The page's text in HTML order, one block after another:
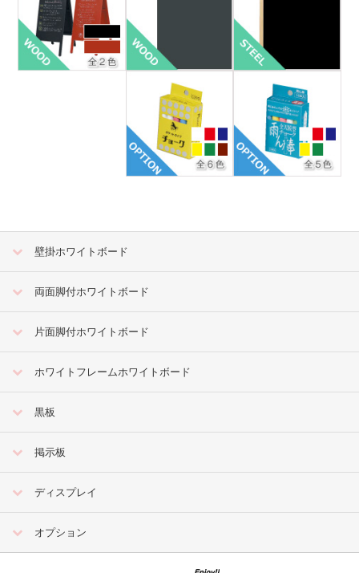
壁掛ホワイトボード
両面脚付ホワイトボード
片面脚付ホワイトボード
ホワイトフレームホワイトボード
黒板
掲示板
ディスプレイ
オプション